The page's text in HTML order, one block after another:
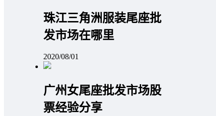
珠江三角洲服装尾座批
发市场在哪里
2020/08/01
广州女尾座批发市场股
票经验分享